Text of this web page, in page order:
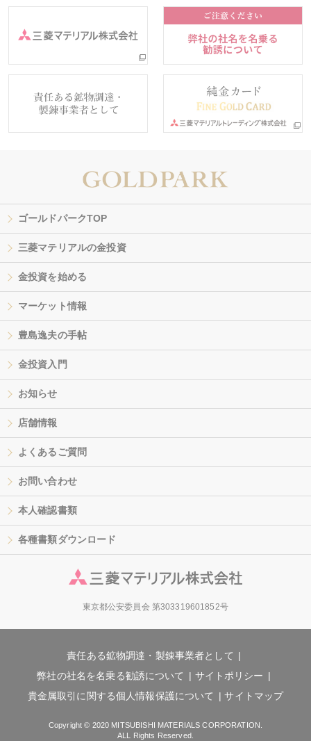
ゴールドパークTOP
三菱マテリアルの金投資
金投資を始める
マーケット情報
豊島逸夫の手帖
金投資入門
お知らせ
店舗情報
よくあるご質問
お問い合わせ
本人確認書類
各種書類ダウンロード
東京都公安委員会 第303319601852号
責任ある鉱物調達・製錬事業者として
弊社の社名を名乗る勧誘について
サイトポリシー
貴金属取引に関する個人情報保護について
サイトマップ
Copyright © 2020 MITSUBISHI MATERIALS CORPORATION.
ALL Rights Reserved.